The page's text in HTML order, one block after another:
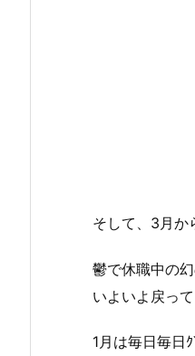
そして、3月か
鬱で休職中の
いよいよ戻っ
1月は毎日毎日